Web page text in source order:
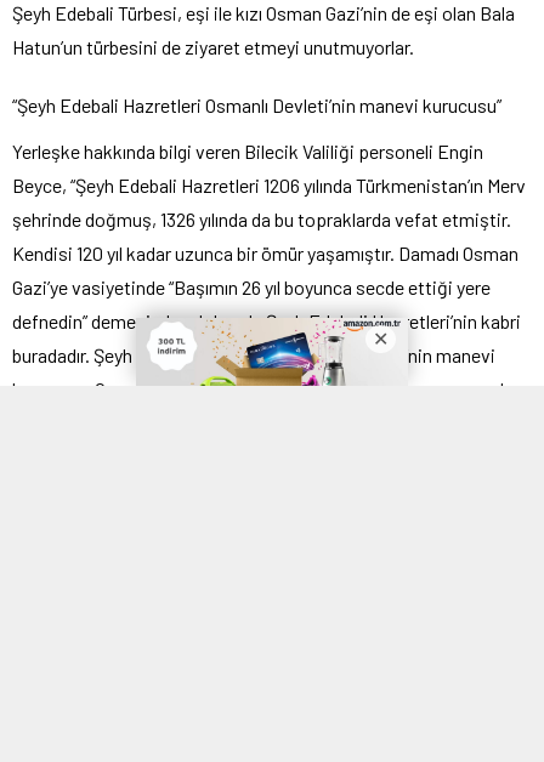
Şeyh Edebali Türbesi, eşi ile kızı Osman Gazi’nin de eşi olan Bala
Hatun’un türbesini de ziyaret etmeyi unutmuyorlar.
“Şeyh Edebali Hazretleri Osmanlı Devleti’nin manevi kurucusu”
Yerleşke hakkında bilgi veren Bilecik Valiliği personeli Engin
Beyce, “Şeyh Edebali Hazretleri 1206 yılında Türkmenistan’ın Merv
şehrinde doğmuş, 1326 yılında da bu topraklarda vefat etmiştir.
Kendisi 120 yıl kadar uzunca bir ömür yaşamıştır. Damadı Osman
Gazi’ye vasiyetinde “Başımın 26 yıl boyunca secde ettiği yere
defnedin” demesinden dolayı da Şeyh Edebali Hazretleri’nin kabri
buradadır. Şeyh Edebali Hazretleri Osmanlı Devleti’nin manevi
kurucusu, Osman Gazi’nin akıl hocası, fikir babası aynı zamanda